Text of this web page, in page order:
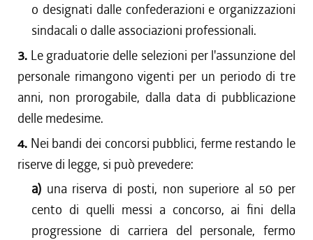
o designati dalle confederazioni e organizzazioni
sindacali o dalle associazioni professionali.
3. Le graduatorie delle selezioni per l'assunzione del
personale rimangono vigenti per un periodo di tre
anni, non prorogabile, dalla data di pubblicazione
delle medesime.
4. Nei bandi dei concorsi pubblici, ferme restando le
riserve di legge, si può prevedere:
a) una riserva di posti, non superiore al 50 per
cento di quelli messi a concorso, ai fini della
progressione di carriera del personale, fermo